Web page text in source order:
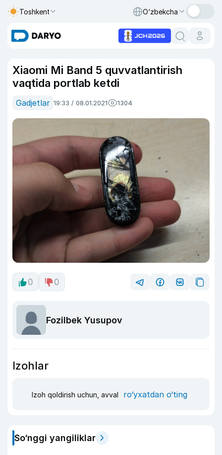
Toshkent O‘zbekcha
Xiaomi Mi Band 5 quvvatlantirish
vaqtida portlab ketdi
Gadjetlar 19:33 / 08.01.2021 1304
0 0
Fozilbek Yusupov
Izohlar
Izoh qoldirish uchun, avval ro‘yxatdan o‘ting
So‘nggi yangiliklar